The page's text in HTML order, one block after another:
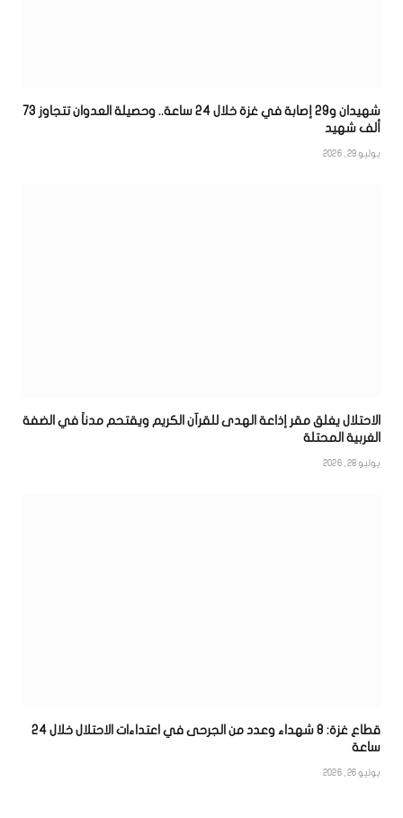
شهيدان و29 إصابة في غزة خلال 24 ساعة.. وحصيلة العدوان تتجاوز 73
ألف شهيد
يوليو 29, 2026
الاحتلال يغلق مقر إذاعة الهدى للقرآن الكريم ويقتحم مدناً في الضفة
الغربية المحتلة
يوليو 28, 2026
قطاع غزة: 8 شهداء وعدد من الجرحى في اعتداءات الاحتلال خلال 24
ساعة
يوليو 26, 2026